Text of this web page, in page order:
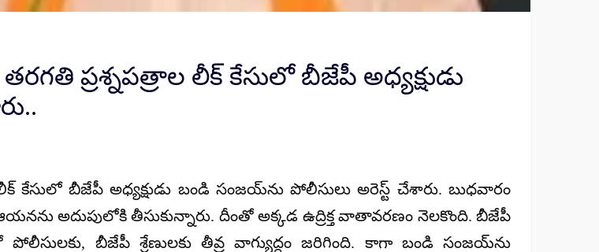
ప్రశ్నపత్రాల లీక్‌ కేసులో బీజేపీ అధ్యక్షుడు
కేసులో బీజేపీ అధ్యక్షుడు బండి సంజయ్‌ను పోలీసులు అరెస్ట్‌ చేశారు. బుధవారం
అదుపులోకి తీసుకున్నారు. దీంతో అక్కడ ఉద్రిక్త వాతావరణం నెలకొంది. బీజేపీ
పోలీసులకు, బీజేపీ శ్రేణులకు తీవ్ర వాగ్యుద్ధం జరిగింది. కాగా బండి సంజయ్‌ను